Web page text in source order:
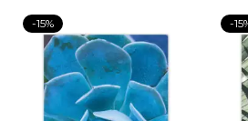
-15% -